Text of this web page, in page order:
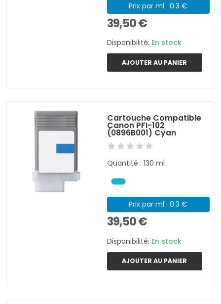
Prix par ml : 0.3 €
39,50 €
Disponibilité: En stock
AJOUTER AU PANIER
Cartouche Compatible
Canon PFI-102
(0896B001) Cyan
Quantité : 130 ml
Prix par ml : 0.3 €
39,50 €
Disponibilité: En stock
AJOUTER AU PANIER